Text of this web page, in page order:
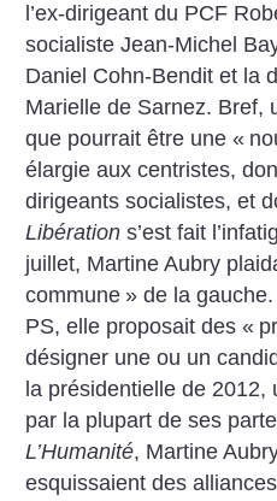
l’ex-dirigeant du PCF
socialiste Jean-Michel
Daniel Cohn-Bendit et la
Marielle de Sarnez. Bref,
que pourrait être une «
élargie aux centristes,
dirigeants socialistes, et
Libération s’est fait
juillet, Martine Aubry
commune » de la gauche.
PS, elle proposait des «
désigner une ou un
la présidentielle de
par la plupart de ses
L’Humanité, Martine
esquissaient des